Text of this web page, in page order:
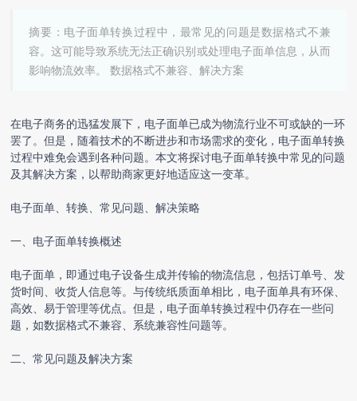
摘要：电子面单转换过程中，最常见的问题是数据格式不兼
容。这可能导致系统无法正确识别或处理电子面单信息，从而
影响物流效率。 数据格式不兼容、解决方案
在电子商务的迅猛发展下，电子面单已成为物流行业不可或缺的一环
罢了。但是，随着技术的不断进步和市场需求的变化， 电子面单转换
过程中难免会遇到各种问题。本文将探讨电子面单转换中常见的问题
及其解决方案，以帮助商家更好地适应这一变革。
电子面单、转换、常见问题、解决策略
一、 电子面单转换概述
电子面单，即通过电子设备生成并传输的物流信息，包括订单号、发
货时间、收货人信息等。与传统纸质面单相比，电子面单具有环保、
高效、易于管理等优点。但是， 电子面单转换过程中仍存在一些问
题，如数据格式不兼容、系统兼容性问题等。
二、常见问题及解决方案